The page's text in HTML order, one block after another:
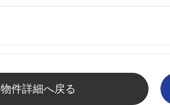
物件詳細へ戻る